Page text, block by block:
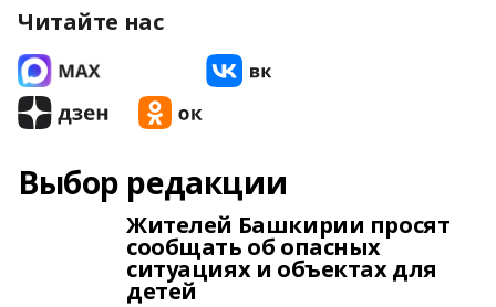
Читайте нас
Выбор редакции
Жителей Башкирии просят
сообщать об опасных
ситуациях и объектах для
детей